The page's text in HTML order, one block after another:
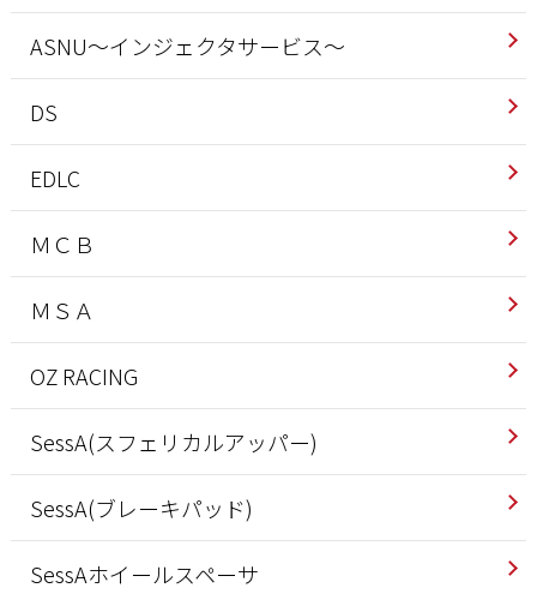
ASNU～インジェクタサービス～
DS
EDLC
ＭＣＢ
ＭＳＡ
OZ RACING
SessA(スフェリカルアッパー)
SessA(ブレーキパッド)
SessAホイールスペーサ